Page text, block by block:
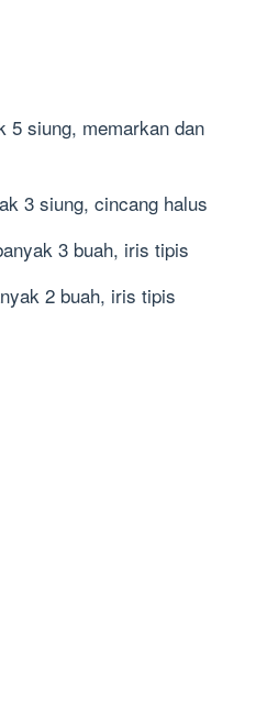
5 siung, memarkan dan
3 siung, cincang halus
3 buah, iris tipis
2 buah, iris tipis